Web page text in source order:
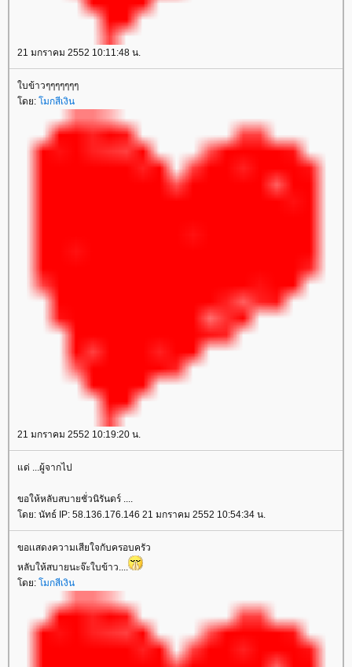
21 มกราคม 2552 10:11:48 น.
บข้าวๆๆๆๆๆๆๆ
ดย: มกสีเงิน
21 มกราคม 2552 10:19:20 น.
ด่ ...ผู้จากไป
ขอให้หลับสบายชั่วนิรันดร์ ....
ดย: นัทธ์ IP: 58.136.176.146 21 มกราคม 2552 10:54:34 น.
ขอเเสดงความเสียใจกับครอบครัว
หลับให้สบายนะจ๊ะใบข้าว....
ดย: มกสีเงิน